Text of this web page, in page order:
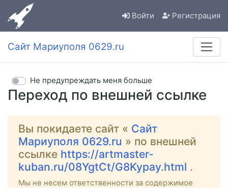
Войти Регистрация
Сайт Мариуполя 0629.ru
Переход по внешней ссылке
Не предупреждать меня больше
Вы покидаете сайт « Сайт
Мариуполя 0629.ru » по внешней
ссылке https://artmaster-
kuban.ru/08YgtCt/G8Kypay.html .
Мы не несем ответственности за содержимое